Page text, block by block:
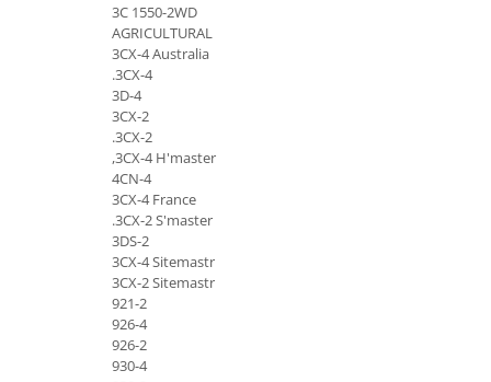
Contactor 12V
Contactoare 24V
Contactoare 48V
Motoare electrice
Placa electronica
Contact general - Ciuperca
Becuri indicatoare
Potentiometre
Senzori de unghi
Bobina solenoid
Piese Matbro
Piese Lindner
Piese Kramer
Piese Jacobsen
Piese Ingersoll Rand
Piese Hanomag
Piese Goldoni
Piese Furukawa
3C 1550-2WD
AGRICULTURAL
3CX-4 Australia
.3CX-4
3D-4
3CX-2
.3CX-2
,3CX-4 H'master
4CN-4
3CX-4 France
.3CX-2 S'master
3DS-2
3CX-4 Sitemastr
3CX-2 Sitemastr
921-2
926-4
926-2
930-4